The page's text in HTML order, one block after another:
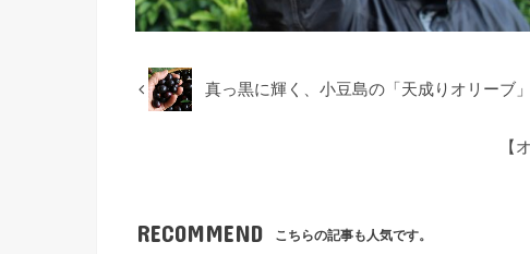
真っ黒に輝く、小豆島の「天成りオリーブ」
【
RECOMMEND こちらの記事も人気です。